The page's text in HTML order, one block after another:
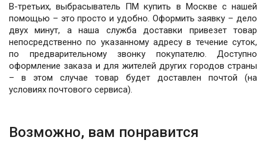
В-третьих, выбрасыватель ПМ купить в Москве с нашей
помощью – это просто и удобно. Оформить заявку – дело
двух минут, а наша служба доставки привезет товар
непосредственно по указанному адресу в течение суток,
по предварительному звонку покупателю. Доступно
оформление заказа и для жителей других городов страны
– в этом случае товар будет доставлен почтой (на
условиях почтового сервиса).
Возможно, вам понравится